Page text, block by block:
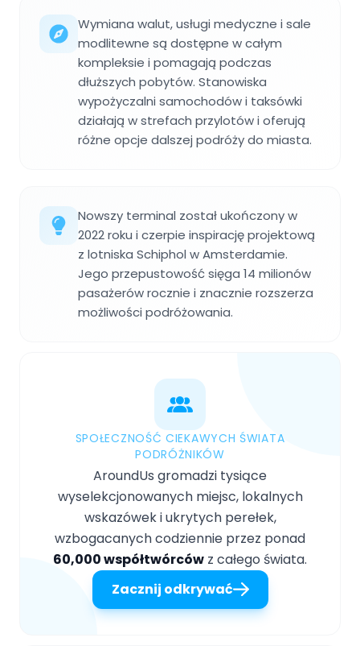
Wymiana walut, usługi medyczne i sale
modlitewne są dostępne w całym
kompleksie i pomagają podczas
dłuższych pobytów. Stanowiska
wypożyczalni samochodów i taksówki
działają w strefach przylotów i oferują
różne opcje dalszej podróży do miasta.
Nowszy terminal został ukończony w
2022 roku i czerpie inspirację projektową
z lotniska Schiphol w Amsterdamie.
Jego przepustowość sięga 14 milionów
pasażerów rocznie i znacznie rozszerza
możliwości podróżowania.
SPOŁECZNOŚĆ CIEKAWYCH ŚWIATA
PODRÓŻNIKÓW
AroundUs gromadzi tysiące
wyselekcjonowanych miejsc, lokalnych
wskazówek i ukrytych perełek,
wzbogacanych codziennie przez ponad
60,000 współtwórców z całego świata.
Zacznij odkrywać